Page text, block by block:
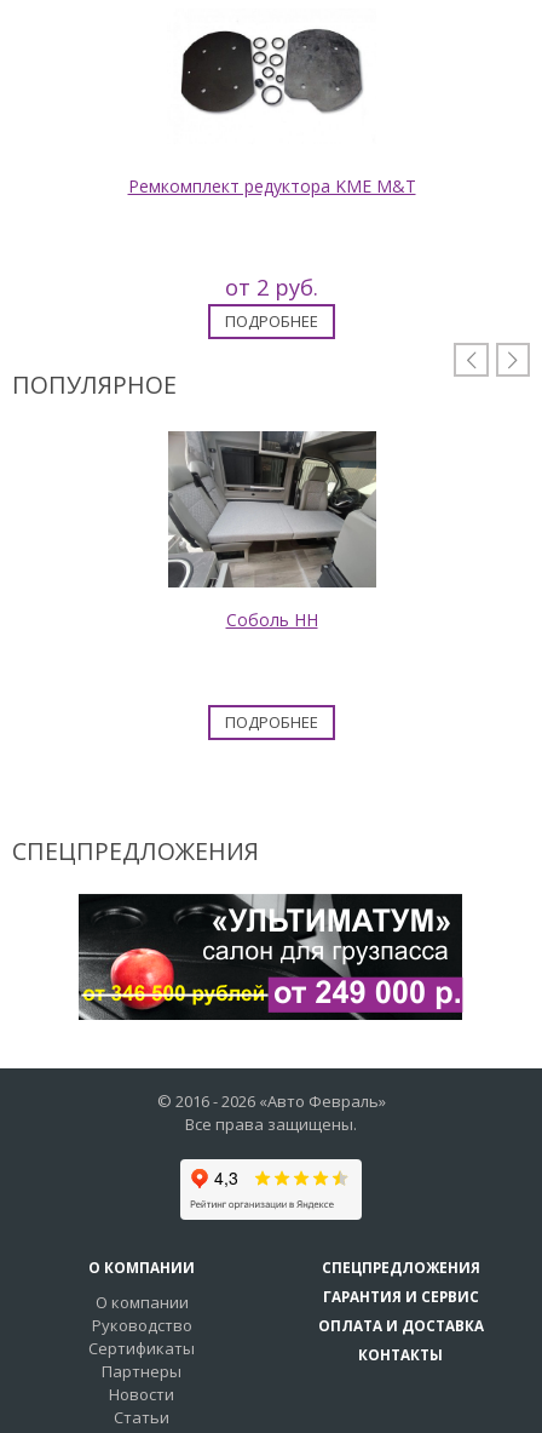
Ремкомплект редуктора KME M&T
от 2 руб.
ПОДРОБНЕЕ
 
ПОПУЛЯРНОЕ
Соболь НН
ПОДРОБНЕЕ
СПЕЦПРЕДЛОЖЕНИЯ
© 2016 -2026 «Авто Февраль»
Все права защищены.
О КОМПАНИИ
О компании
Руководство
Сертификаты
Партнеры
Новости
Статьи
СПЕЦПРЕДЛОЖЕНИЯ
ГАРАНТИЯ И СЕРВИС
ОПЛАТА И ДОСТАВКА
КОНТАКТЫ